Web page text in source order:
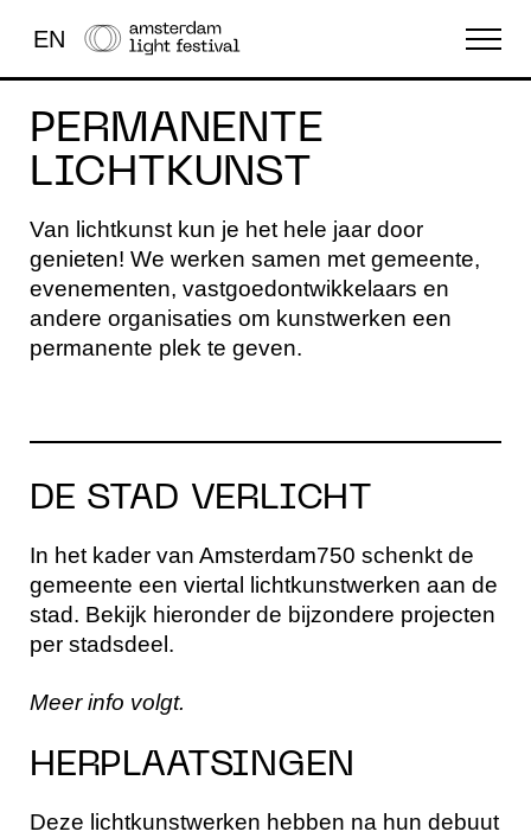
EN
FESTIVAL
LICHTKUNST
OVERIG
PERMANENTE
LICHTKUNST
Van lichtkunst kun je het hele jaar door
genieten! We werken samen met gemeente,
evenementen, vastgoedontwikkelaars en
andere organisaties om kunstwerken een
permanente plek te geven.
DE STAD VERLICHT
In het kader van Amsterdam750 schenkt de
gemeente een viertal lichtkunstwerken aan de
stad. Bekijk hieronder de bijzondere projecten
per stadsdeel.
Meer info volgt.
HERPLAATSINGEN
Deze lichtkunstwerken hebben na hun debuut